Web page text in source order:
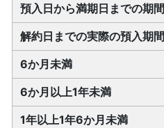
預入日から満期日までの期間
解約日までの実際の預入期間
6か月未満
6か月以上1年未満
1年以上1年6か月未満